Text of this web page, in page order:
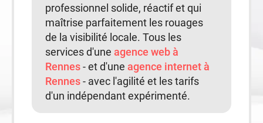
professionnel solide, réactif et qui
maîtrise parfaitement les rouages
de la visibilité locale. Tous les
services d'une agence web à
Rennes - et d'une agence internet à
Rennes - avec l'agilité et les tarifs
d'un indépendant expérimenté.